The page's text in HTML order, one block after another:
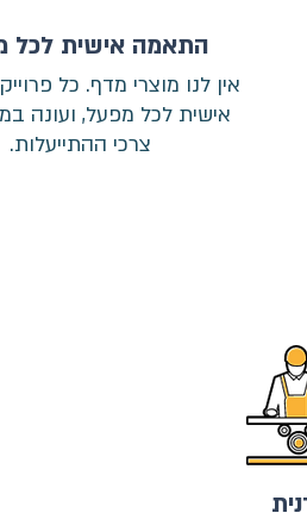
התאמה אישית לכל
אין לנו מוצרי מדף. כל
אישית לכל מפעל, ועונה
צרכי ההתייעלות.